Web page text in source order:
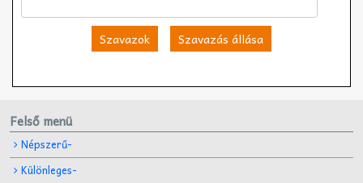
Szavazok Szavazás állása
Felső menü
Népszerű-
Különleges-